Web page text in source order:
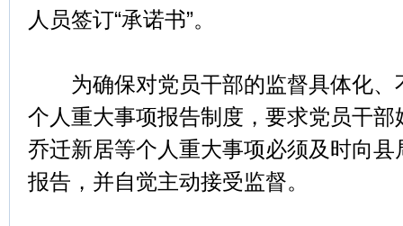
人员签订“承诺书”。
为确保对党员干部的监督具体化、
个人重大事项报告制度，要求党员干
乔迁新居等个人重大事项必须及时向
报告，并自觉主动接受监督。